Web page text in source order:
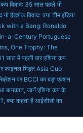
कप विवाद: 35 साल पहले भी
नो हैंडशेक विवादः क्या टीम इंडिया
with a Bang: Ronaldo
a-Century Portuguese
One Trophy: The
साल में पहली बार एशिया कप
फाइनल भिंड़त Asia Cup
पर BCCI का बड़ा एक्शन
बायकाट, जानें एशिया कप के
क्या कहता है आईसीसी का